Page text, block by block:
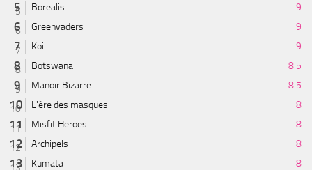
Borealis
9
Greenvaders
9
Koi
9
Botswana
8.5
Manoir Bizarre
8.5
L'ère des masques
8
Misfit Heroes
8
Archipels
8
Kumata
8